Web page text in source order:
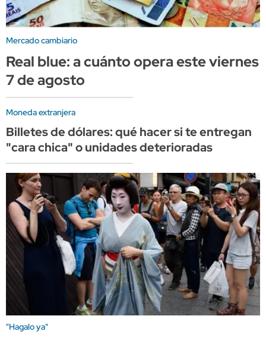
Mercado cambiario
Real blue: a cuánto opera este viernes
7 de agosto
Moneda extranjera
Billetes de dólares: qué hacer si te entregan
"cara chica" o unidades deterioradas
"Hagalo ya"